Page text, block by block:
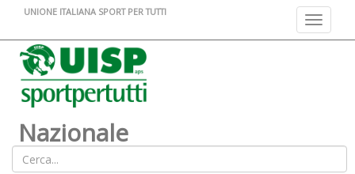
Toggle
UNIONE ITALIANA SPORT PER TUTTI
Nazionale